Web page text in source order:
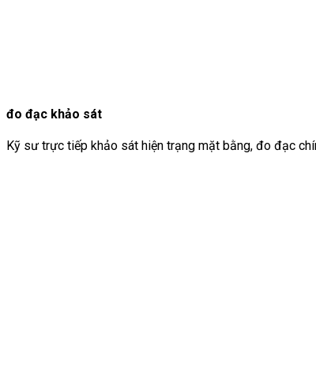
đo đạc khảo sát
Kỹ sư trực tiếp khảo sát hiện trạng mặt bằng, đo đạc